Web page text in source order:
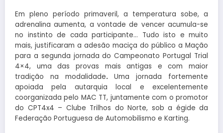
Em pleno período primaveril, a temperatura sobe, a
adrenalina aumenta, a vontade de vencer acumula-se
no instinto de cada participante… Tudo isto e muito
mais, justificaram a adesão maciça do público a Mação
para a segunda jornada do Campeonato Portugal Trial
4×4, uma das provas mais antigas e com maior
tradição na modalidade. Uma jornada fortemente
apoiada pela autarquia local e excelentemente
coorganizada pelo MAC TT, juntamente com o promotor
do CPT4x4 – Clube Trilhos do Norte, sob a égide da
Federação Portuguesa de Automobilismo e Karting.